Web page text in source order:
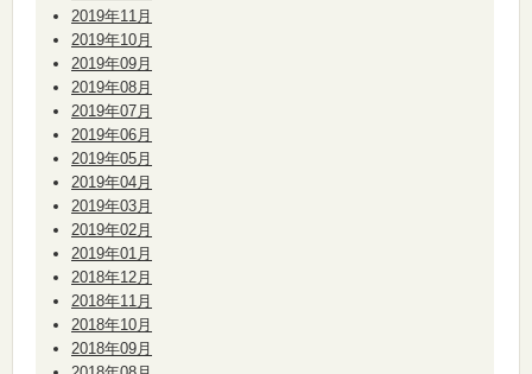
2019年11月
2019年10月
2019年09月
2019年08月
2019年07月
2019年06月
2019年05月
2019年04月
2019年03月
2019年02月
2019年01月
2018年12月
2018年11月
2018年10月
2018年09月